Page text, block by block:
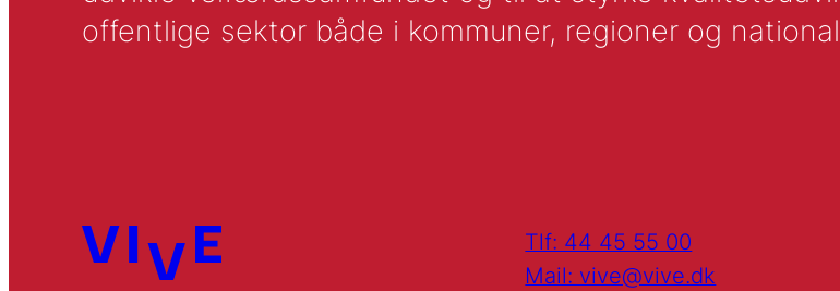
offentlige sektor både i kommuner, regioner og
Tlf: 44 45 55 00
Mail: vive@vive.dk